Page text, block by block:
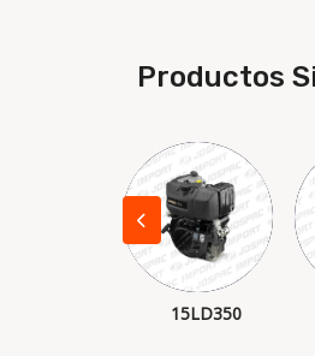
Productos
15LD350